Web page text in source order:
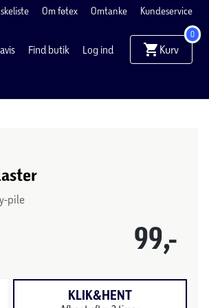
Om føtex Omtanke Kundeservice
Find butik Log ind Kurv
0
pile
99,-
KLIK&HENT